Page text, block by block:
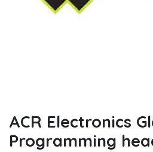
ACR Electronics
Programming